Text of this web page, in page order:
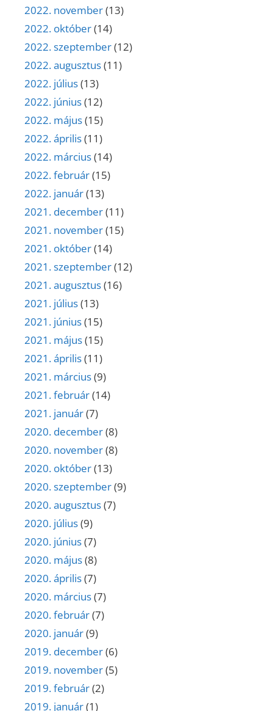
2022. november(13)
2022. október(14)
2022. szeptember(12)
2022. augusztus(11)
2022. július(13)
2022. június(12)
2022. május(15)
2022. április(11)
2022. március(14)
2022. február(15)
2022. január(13)
2021. december(11)
2021. november(15)
2021. október(14)
2021. szeptember(12)
2021. augusztus(16)
2021. július(13)
2021. június(15)
2021. május(15)
2021. április(11)
2021. március(9)
2021. február(14)
2021. január(7)
2020. december(8)
2020. november(8)
2020. október(13)
2020. szeptember(9)
2020. augusztus(7)
2020. július(9)
2020. június(7)
2020. május(8)
2020. április(7)
2020. március(7)
2020. február(7)
2020. január(9)
2019. december(6)
2019. november(5)
2019. február(2)
2019. január(1)